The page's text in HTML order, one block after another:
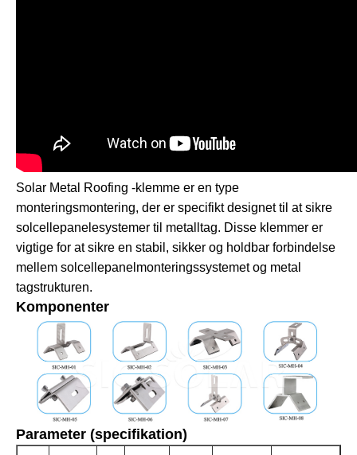
Solar Metal Roofing -klemme er en type
monteringsmontering, der er specifikt designet til at sikre
solcellepanelesystemer til metalltag. Disse klemmer er
vigtige for at sikre en stabil, sikker og holdbar forbindelse
mellem solcellepanelmonteringssystemet og metal
tagstrukturen.
Komponenter
Parameter (specifikation)